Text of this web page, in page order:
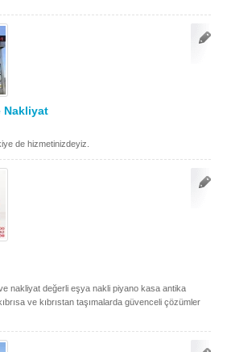
Nakliyat
de hizmetinizdeyiz.
nakliyat değerli eşya nakli piyano kasa antika
ve kıbrıstan taşımalarda güvenceli çözümler